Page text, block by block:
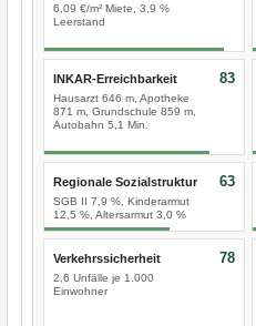
6,09 €/m² Miete, 3,9 %
Leerstand
INKAR-Erreichbarkeit
Hausarzt 646 m, Apotheke
871 m, Grundschule 859 m,
Autobahn 5,1 Min.
83
Regionale Sozialstruktur
SGB II 7,9 %, Kinderarmut
12,5 %, Altersarmut 3,0 %
63
Verkehrssicherheit
2,6 Unfälle je 1.000
Einwohner
78